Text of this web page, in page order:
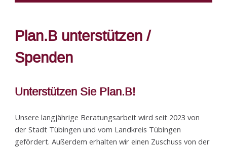
Plan.B unterstützen /
Spenden
Unterstützen Sie Plan.B!
Unsere langjährige Beratungsarbeit wird seit 2023 von
der Stadt Tübingen und vom Landkreis Tübingen
gefördert. Außerdem erhalten wir einen Zuschuss von der